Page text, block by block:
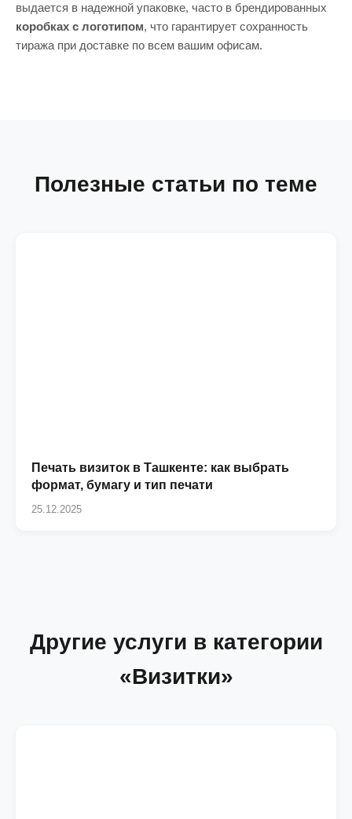
выдается в надежной упаковке, часто в брендированных
коробках с логотипом, что гарантирует сохранность
тиража при доставке по всем вашим офисам.
Полезные статьи по теме
Печать визиток в Ташкенте: как выбрать
формат, бумагу и тип печати
25.12.2025
Другие услуги в категории
«Визитки»